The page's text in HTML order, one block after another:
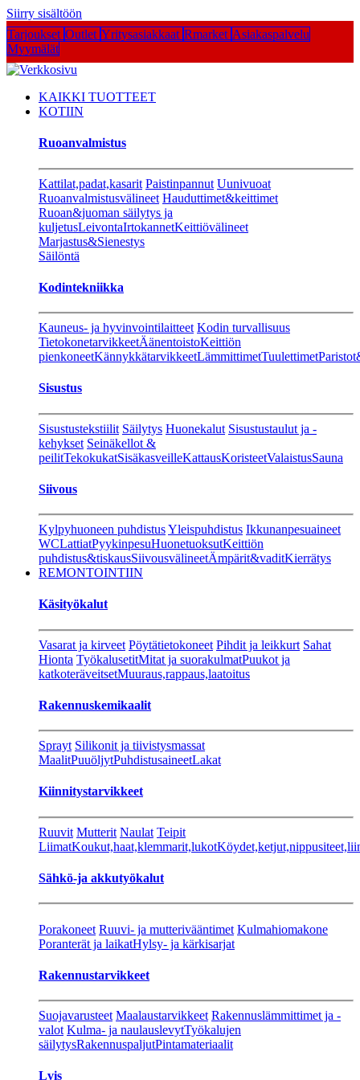
Siirry sisältöön
Tarjoukset Outlet Yritysasiakkaat Rmarket Asiakaspalvelu
Myymälät
KAIKKI TUOTTEET
KOTIIN
Ruoanvalmistus
Kattilat,padat,kasarit Paistinpannut Uunivuoat
Ruoanvalmistusvälineet Hauduttimet&keittimet
Ruoan&juoman säilytys ja
kuljetusLeivontaIrtokannetKeittiövälineet
Marjastus&Sienestys
Säilöntä
Kodintekniikka
Kauneus- ja hyvinvointilaitteet Kodin turvallisuus
TietokonetarvikkeetÄänentoistoKeittiön
pienkoneetKännykkätarvikkeetLämmittimetTuulettimet
Sisustus
Sisustustekstiilit Säilytys Huonekalut Sisustustaulut ja -
kehykset Seinäkellot &
peilitTekokukatSisäkasveilleKattausKoristeetValaistusSauna
Siivous
Kylpyhuoneen puhdistusYleispuhdistus Ikkunanpesuaineet
WCLattiatPyykinpesuHuonetuoksutKeittiön
puhdistus&tiskausSiivousvälineetÄmpärit&vaditKierrätys
REMONTOINTIIN
Käsityökalut
Vasarat ja kirveet Pöytätietokoneet Pihdit ja leikkurt Sahat
Hionta TyökalusetitMitat ja suorakulmatPuukot ja
katkoteräveitsetMuuraus,rappaus,laatoitus
Rakennuskemikaalit
Sprayt Silikonit ja tiivistysmassat
MaalitPuuöljytPuhdistusaineetLakat
Kiinnitystarvikkeet
Ruuvit Mutterit Naulat Teipit
LiimatKoukut,haat,klemmarit,lukot
Sähkö-ja akkutyökalut
Porakoneet Ruuvi- ja mutterivääntimet Kulmahiomakone
Poranterät ja laikatHylsy- ja kärkisarjat
Rakennustarvikkeet
Suojavarusteet Maalaustarvikkeet Rakennuslämmittimet ja -
valot Kulma- ja naulauslevytTyökalujen
säilytysRakennuspaljutPintamateriaalit
Lvis